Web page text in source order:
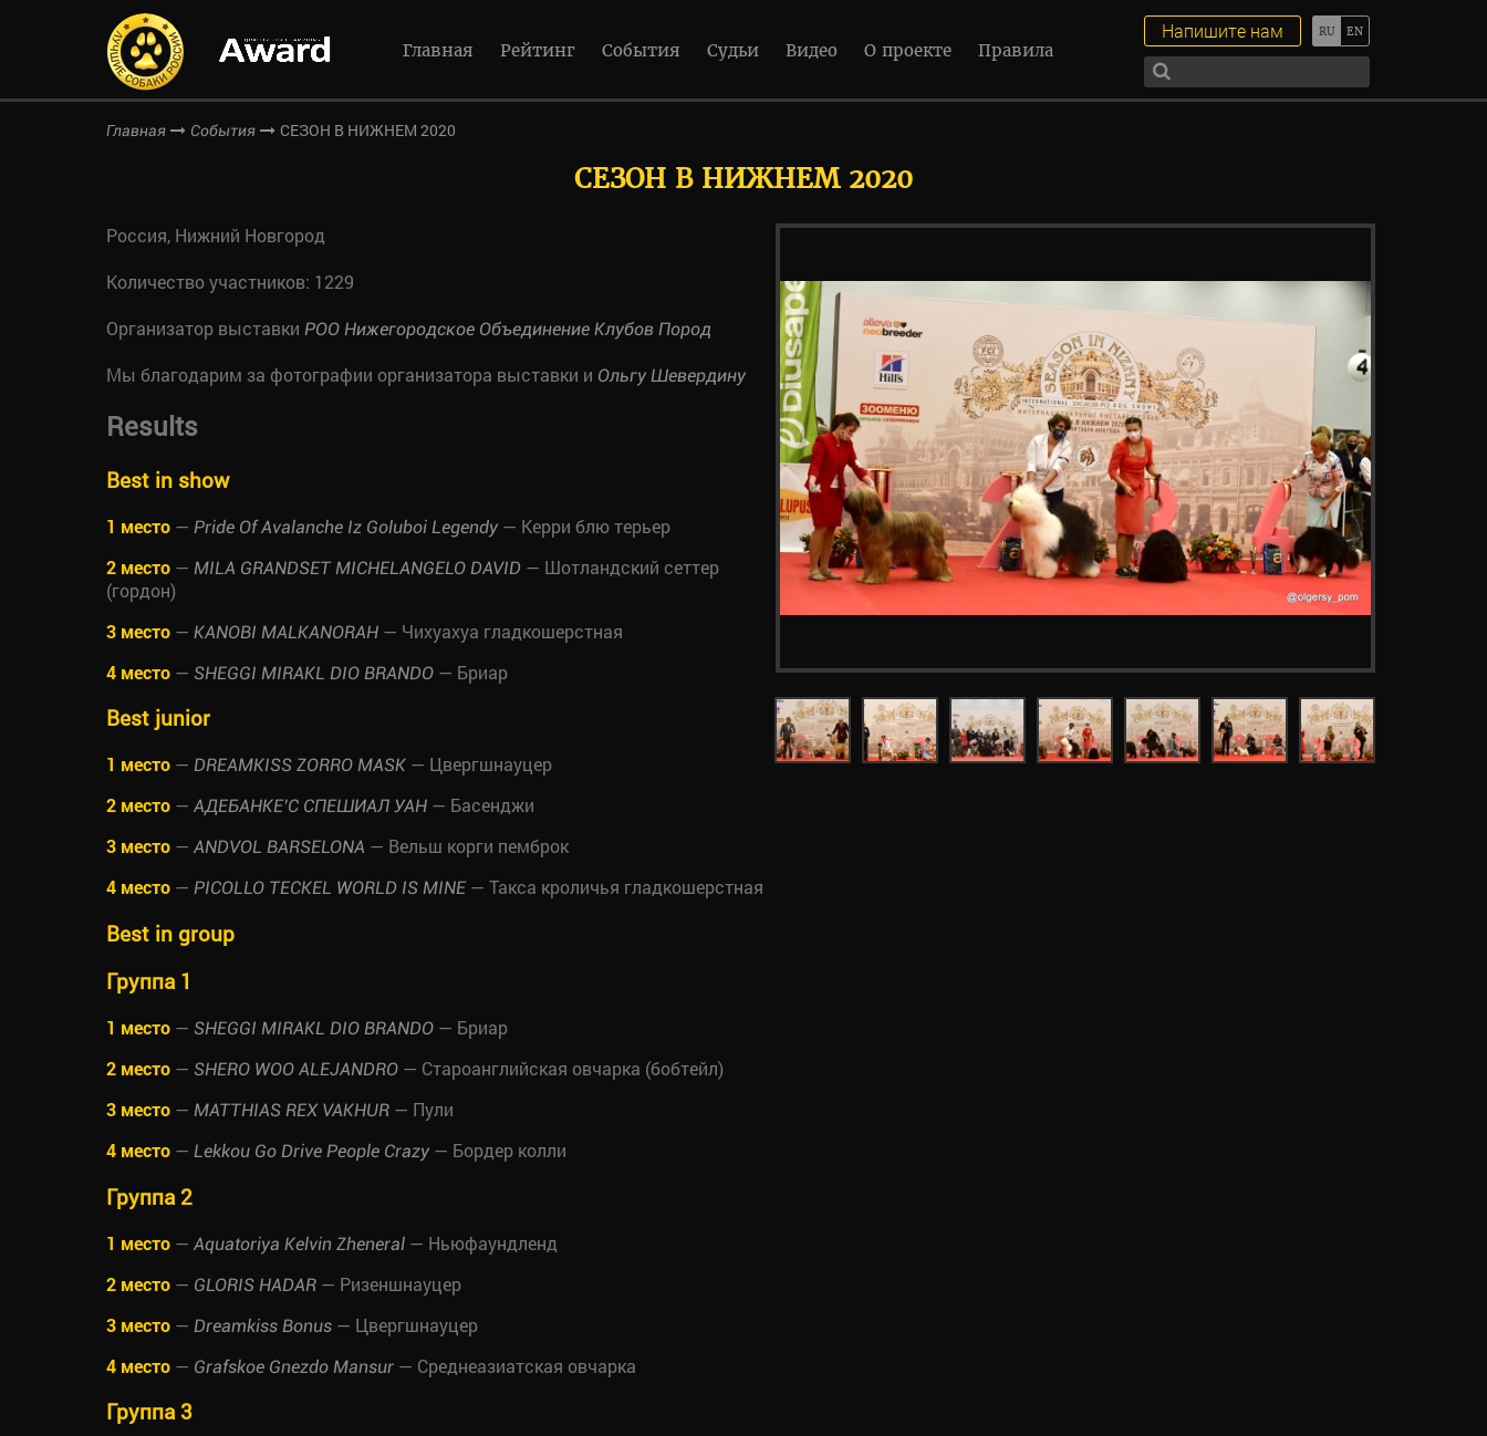
Главная Рейтинг События Судьи Видео О проекте Правила
Напишите нам
Главная События СЕЗОН В НИЖНЕМ 2020
СЕЗОН В НИЖНЕМ 2020
Россия, Нижний Новгород
Количество участников: 1229
Организатор выставки РОО Нижегородское Объединение Клубов Пород
Мы благодарим за фотографии организатора выставки и Ольгу Шевердину
Results
Best in show
1 место — Pride Of Avalanche Iz Goluboi Legendy — Керри блю терьер
2 место — MILA GRANDSET MICHELANGELO DAVID — Шотландский сеттер
(гордон)
3 место — KANOBI MALKANORAH — Чихуахуа гладкошерстная
4 место — SHEGGI MIRAKL DIO BRANDO — Бриар
Best junior
1 место — DREAMKISS ZORRO MASK — Цвергшнауцер
2 место — АДЕБАНКЕ’С СПЕШИАЛ УАН — Басенджи
3 место — ANDVOL BARSELONA — Вельш корги пемброк
4 место — PICOLLO TECKEL WORLD IS MINE — Такса кроличья гладкошерстная
Best in group
Группа 1
1 место — SHEGGI MIRAKL DIO BRANDO — Бриар
2 место — SHERO WOO ALEJANDRO — Староанглийская овчарка (бобтейл)
3 место — MATTHIAS REX VAKHUR — Пули
4 место — Lekkou Go Drive People Crazy — Бордер колли
Группа 2
1 место — Aquatoriya Kelvin Zheneral — Ньюфаундленд
2 место — GLORIS HADAR — Ризеншнауцер
3 место — Dreamkiss Bonus — Цвергшнауцер
4 место — Grafskoe Gnezdo Mansur — Среднеазиатская овчарка
Группа 3